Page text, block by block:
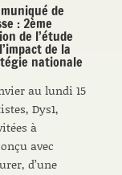
de
: 2ème
de l’étude
de la
nationale
au lundi 15
Dys1,
à
avec
d’une